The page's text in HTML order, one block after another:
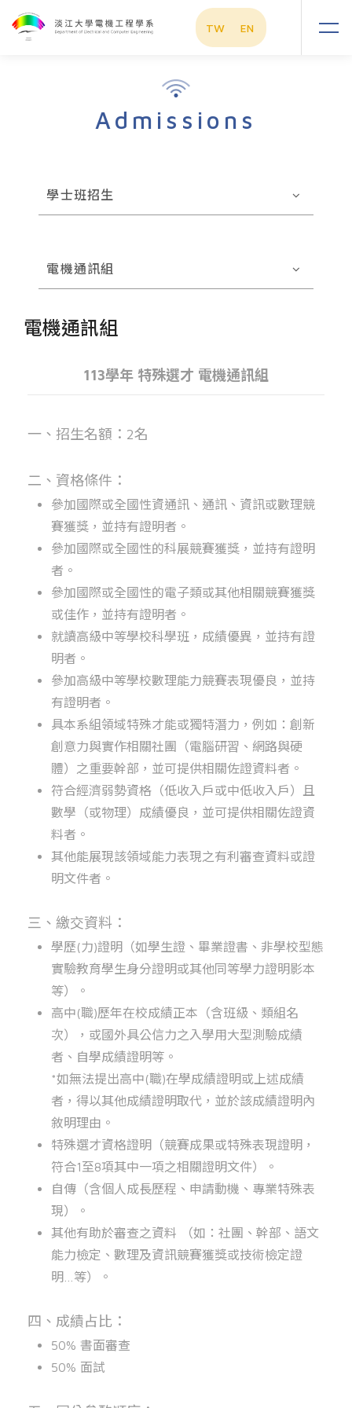
TW EN
Admissions
學士班招生
電機通訊組
電機通訊組
113學年 特殊選才 電機通訊組
一、招生名額：2名
二、資格條件：
參加國際或全國性資通訊、通訊、資訊或數理競
賽獲獎，並持有證明者。
參加國際或全國性的科展競賽獲獎，並持有證明
者。
參加國際或全國性的電子類或其他相關競賽獲獎
或佳作，並持有證明者。
就讀高級中等學校科學班，成績優異，並持有證
明者。
參加高級中等學校數理能力競賽表現優良，並持
有證明者。
具本系組領域特殊才能或獨特潛力，例如：創新
創意力與實作相關社團（電腦研習、網路與硬
體）之重要幹部，並可提供相關佐證資料者。
符合經濟弱勢資格（低收入戶或中低收入戶）且
數學（或物理）成績優良，並可提供相關佐證資
料者。
其他能展現該領域能力表現之有利審查資料或證
明文件者。
三、繳交資料：
學歷(力)證明（如學生證、畢業證書、非學校型態
實驗教育學生身分證明或其他同等學力證明影本
等）。
高中(職)歷年在校成績正本（含班級、類組名
次），或國外具公信力之入學用大型測驗成績
者、自學成績證明等。
*如無法提出高中(職)在學成績證明或上述成績
者，得以其他成績證明取代，並於該成績證明內
敘明理由。
特殊選才資格證明（競賽成果或特殊表現證明，
符合1至8項其中一項之相關證明文件）。
自傳（含個人成長歷程、申請動機、專業特殊表
現）。
其他有助於審查之資料 （如：社團、幹部、語文
能力檢定、數理及資訊競賽獲獎或技術檢定證
明…等）。
四、成績占比：
50% 書面審查
50% 面試